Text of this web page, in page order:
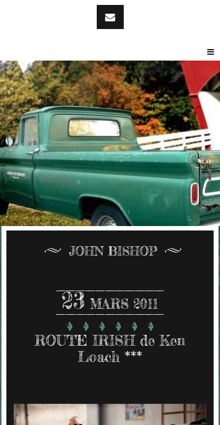
JOHN BISHOP
23 MARS 2011
ROUTE IRISH de Ken
Loach ***